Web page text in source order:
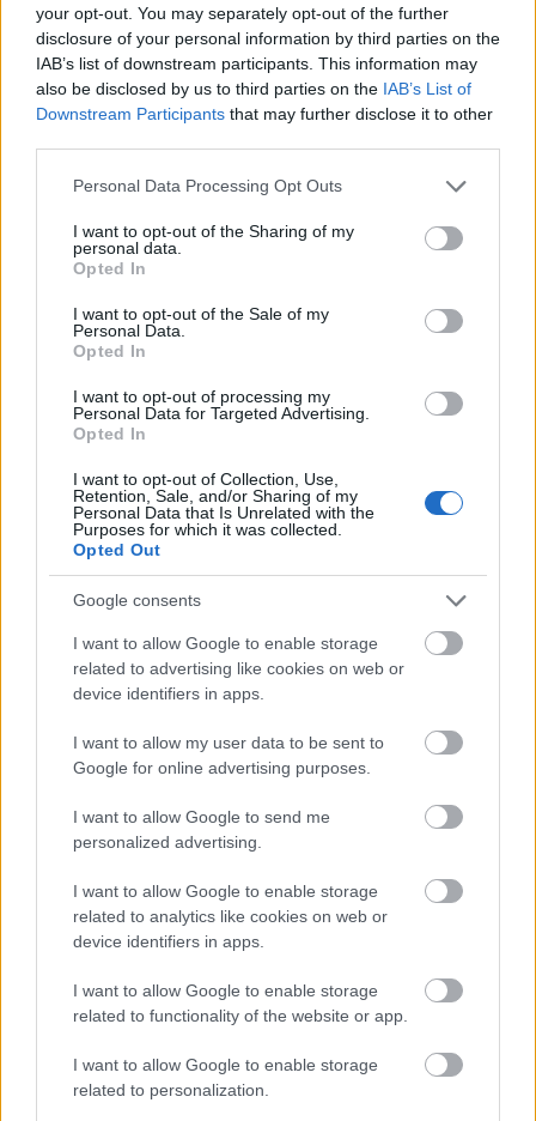
your opt-out. You may separately opt-out of the further
disclosure of your personal information by third parties on the
IAB’s list of downstream participants. This information may
also be disclosed by us to third parties on the IAB’s List of
Downstream Participants that may further disclose it to other
Please note that this website/app uses one or more Google
not limited to your visit or usage behaviour. You may click to
grant or deny consent to Google and its third-party tags to
use your data for below specified purposes in below Google
consent section.
Personal Data Processing Opt Outs
I want to opt-out of the Sharing of my
personal data.
Opted In
I want to opt-out of the Sale of my
Personal Data.
Opted In
I want to opt-out of processing my
Personal Data for Targeted Advertising.
Opted In
I want to opt-out of Collection, Use,
Retention, Sale, and/or Sharing of my
Personal Data that Is Unrelated with the
Purposes for which it was collected.
Opted Out
Google consents
I want to allow Google to enable storage
related to advertising like cookies on web or
device identifiers in apps.
I want to allow my user data to be sent to
Google for online advertising purposes.
I want to allow Google to send me
personalized advertising.
I want to allow Google to enable storage
related to analytics like cookies on web or
device identifiers in apps.
I want to allow Google to enable storage
related to functionality of the website or app.
I want to allow Google to enable storage
related to personalization.
Ajánlott bejegyzések:
Szunyókafigyelő
Szólj hozzá!
3 éve
Al Bundy és Torrente.
Szerintem van ez így, a fiatal Molnár Piroskára
emlékszik valaki? A huszonéves Haumann Péter?
stolzingimalter
3 éve